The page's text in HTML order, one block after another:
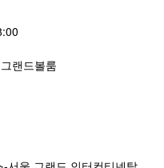
랜드볼룸